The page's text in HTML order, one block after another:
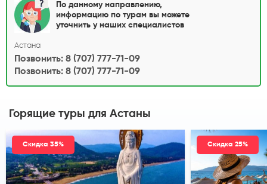
По данному направлению,
информацию по турам вы можете
уточнить у наших специалистов
Астана
Позвонить: 8 (707) 777-71-09
Позвонить: 8 (707) 777-71-09
Горящие туры для Астаны
Скидка 35% Скидка 25%